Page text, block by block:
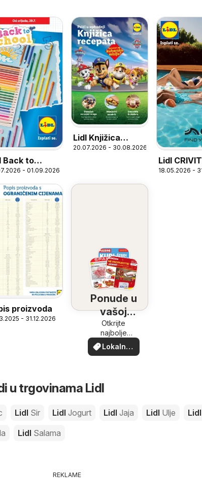
Back to
uz Lidlovu
- 01.09.2026
Lidl Knjižica
recepata Psići u
20.07.2026 - 30.08.2026
Lidl
your move
18.05.2026 -
proizvoda
- 31.12.2026
Ponude u
vašoj
blizini
Otkrijte
najbolje
ponude u
vašoj blizini
Lokalne
ponude
u trgovinama Lidl
Lidl Sir Lidl Jogurt Lidl Jaja Lidl Ulje
Lidl Salama
REKLAME